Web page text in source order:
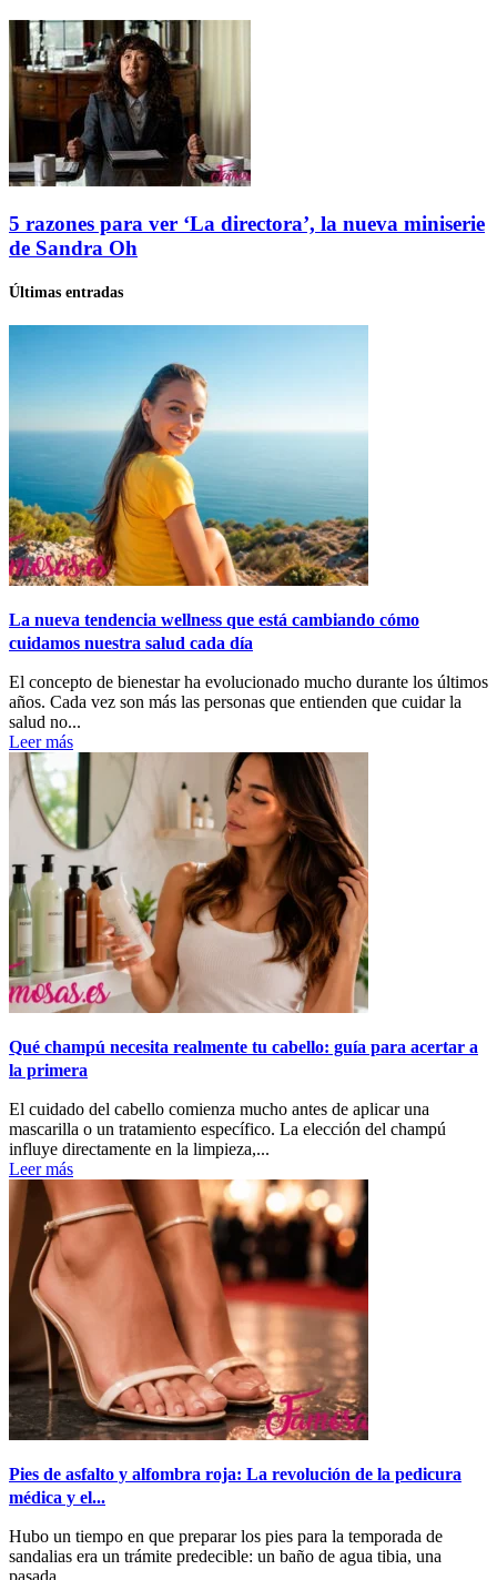
5 razones para ver ‘La directora’, la nueva miniserie
de Sandra Oh
Últimas entradas
La nueva tendencia wellness que está cambiando cómo
cuidamos nuestra salud cada día
El concepto de bienestar ha evolucionado mucho durante los últimos
años. Cada vez son más las personas que entienden que cuidar la
salud no...
Leer más
Qué champú necesita realmente tu cabello: guía para acertar a
la primera
El cuidado del cabello comienza mucho antes de aplicar una
mascarilla o un tratamiento específico. La elección del champú
influye directamente en la limpieza,...
Leer más
Pies de asfalto y alfombra roja: La revolución de la pedicura
médica y el...
Hubo un tiempo en que preparar los pies para la temporada de
sandalias era un trámite predecible: un baño de agua tibia, una
pasada...